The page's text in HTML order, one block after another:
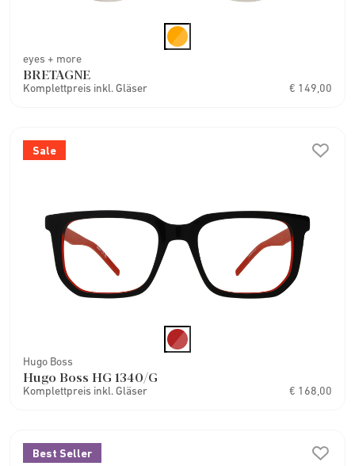
eyes + more
BRETAGNE
Komplettpreis inkl. Gläser € 149,00
Sale
Hugo Boss
Hugo Boss HG 1340/G
Komplettpreis inkl. Gläser € 168,00
Best Seller